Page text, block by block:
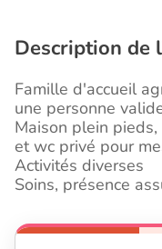
Description de
Famille d'accueil
une personne
Maison plein
et wc privé pour
Activités diverses
Soins, présence